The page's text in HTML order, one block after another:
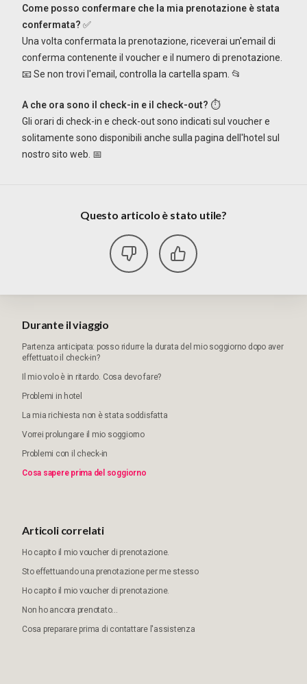
Come posso confermare che la mia prenotazione è stata
confermata? ✅
Una volta confermata la prenotazione, riceverai un'email di
conferma contenente il voucher e il numero di prenotazione.
📧 Se non trovi l'email, controlla la cartella spam. 📂
A che ora sono il check-in e il check-out? ⏱️
Gli orari di check-in e check-out sono indicati sul voucher e
solitamente sono disponibili anche sulla pagina dell'hotel sul
nostro sito web. 📅
Questo articolo è stato utile?
Durante il viaggio
Partenza anticipata: posso ridurre la durata del mio soggiorno dopo aver
effettuato il check-in?
Il mio volo è in ritardo. Cosa devo fare?
Problemi in hotel
La mia richiesta non è stata soddisfatta
Vorrei prolungare il mio soggiorno
Problemi con il check-in
Cosa sapere prima del soggiorno
Articoli correlati
Ho capito il mio voucher di prenotazione.
Sto effettuando una prenotazione per me stesso
Ho capito il mio voucher di prenotazione.
Non ho ancora prenotato...
Cosa preparare prima di contattare l'assistenza